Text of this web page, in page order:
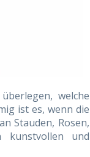
welche
ist es, wenn die
Stauden, Rosen,
kunstvollen und